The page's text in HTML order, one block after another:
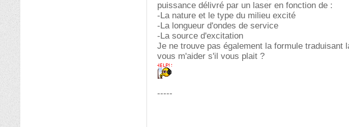
puissance délivré par un laser en fonction de :
-La nature et le type du milieu excité
-La longueur d'ondes de service
-La source d'excitation
Je ne trouve pas également la formule traduisant
vous m'aider s'il vous plait ?
-----